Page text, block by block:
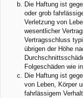
Die Haftung ist
oder grob
Verletzung von
wesentlicher
Vertragsschluss
übrigen der Höhe
Folgeschäden wie
Die Haftung ist
von Leben, Körper
fahrlässigem